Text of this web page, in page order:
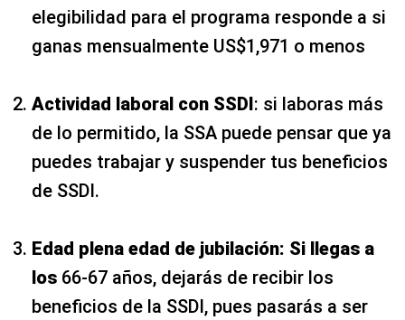
elegibilidad para el programa responde a si
ganas mensualmente US$1,971 o menos
Actividad laboral con SSDI: si laboras más
de lo permitido, la SSA puede pensar que ya
puedes trabajar y suspender tus beneficios
de SSDI.
Edad plena edad de jubilación: Si llegas a
los 66-67 años, dejarás de recibir los
beneficios de la SSDI, pues pasarás a ser